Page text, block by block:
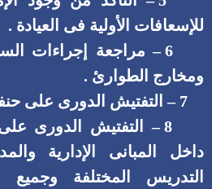
للإسعافات الأولية فى العيادة .
6 – مراجعة إجراءات
ومخارج الطوارئ .
7 – التفتيش الدورى على حنفيات الحريق .
8 – التفتيش الدورى
داخل المبانى الإدارية
التدريس المختلفة وجميع